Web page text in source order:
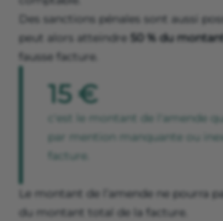
Des sanctions pénales sont aussi
peut alors atteindre 50 % du
fausse facture.
15 €
c'est le montant de l'amende
par mention manquante ou
facture.
Le montant de l’amende ne pourra
du montant total de la facture.